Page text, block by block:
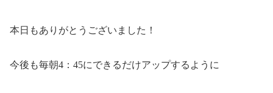
本日もありがとうございました！
今後も毎朝4：45にできるだけアップするように